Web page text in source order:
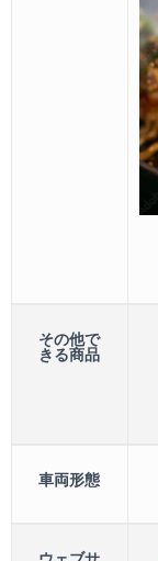
その他で
きる商品
車両形態